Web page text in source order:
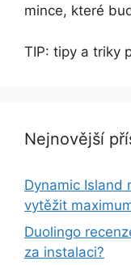
mince, které
TIP: tipy a triky
Nejnovější
Dynamic Island
vytěžit
Duolingo
za instalaci?